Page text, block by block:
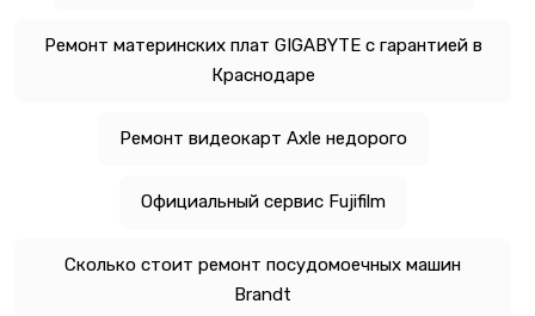
Ремонт материнских плат GIGABYTE с гарантией в
Краснодаре
Ремонт видеокарт Axle недорого
Официальный сервис Fujifilm
Сколько стоит ремонт посудомоечных машин
Brandt